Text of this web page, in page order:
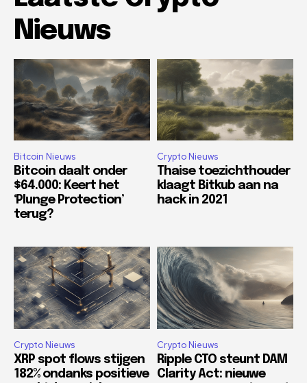
Nieuws
Bitcoin Nieuws
Bitcoin daalt onder
$64.000: Keert het
‘Plunge Protection’
terug?
Crypto Nieuws
Thaise toezichthouder
klaagt Bitkub aan na
hack in 2021
Crypto Nieuws
XRP spot flows stijgen
182% ondanks positieve
Crypto Nieuws
Ripple CTO steunt DAM
Clarity Act: nieuwe